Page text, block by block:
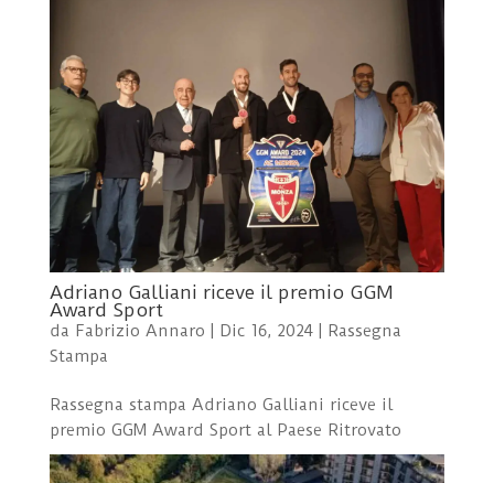
Adriano Galliani riceve il premio GGM
Award Sport
da Fabrizio Annaro Dic 16, 2024| Rassegna
Stampa
Rassegna stampa Adriano Galliani riceve il
premio GGM Award Sport al Paese Ritrovato